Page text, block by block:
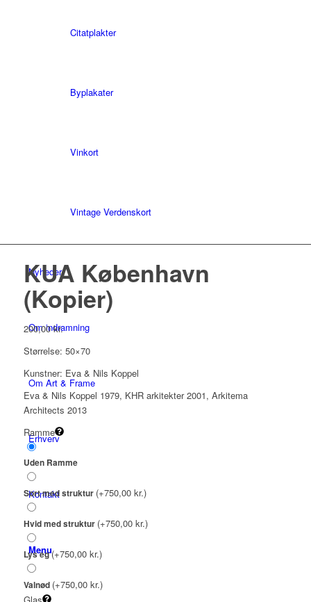
Citatplakter
Byplakater
Vinkort
Vintage Verdenskort
Nyheder
Om indramning
Om Art & Frame
Erhverv
Kontakt
Menu
KUA København
(Kopier)
200,00kr.
Størrelse: 50×70
Kunstner: Eva & Nils Koppel
Eva & Nils Koppel 1979, KHR arkitekter 2001, Arkitema
Architects 2013
Ramme
Uden Ramme
Sort med struktur (+750,00 kr.)
Hvid med struktur (+750,00 kr.)
Lys eg(+750,00 kr.)
Valnød (+750,00 kr.)